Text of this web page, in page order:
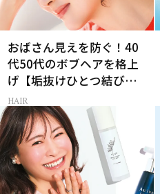
おばさん見えを防ぐ！40
代50代のボブヘアを格上
げ【垢抜けひとつ結び】
のルール
HAIR